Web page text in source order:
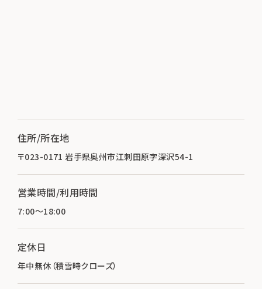
住所/所在地
〒023-0171 岩手県奥州市江刺田原字深沢54-1
営業時間/利用時間
7:00～18:00
定休日
年中無休（積雪時クローズ）